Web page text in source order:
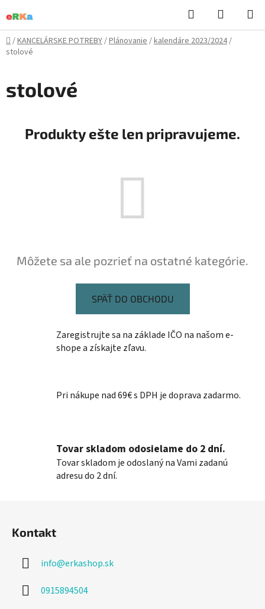
na
obsah
Hľadať
KOŠÍK
Domov
/KANCELÁRSKE POTREBY/Plánovanie/kalendáre 2023/2024/
stolové
stolové
Produkty ešte len pripravujeme.
Môžete sa ale pozrieť na ostatné kategórie.
SPÄŤ DO OBCHODU
Zaregistrujte sa na základe IČO na našom e-
shope a získajte zľavu.
Pri nákupe nad 69€ s DPH je doprava zadarmo.
Tovar skladom odosielame do 2 dní.
Tovar skladom je odoslaný na Vami zadanú
adresu do 2 dní.
Kontakt
info@erkashop.sk
0915894504